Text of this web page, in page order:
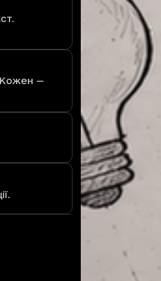
Кожен —